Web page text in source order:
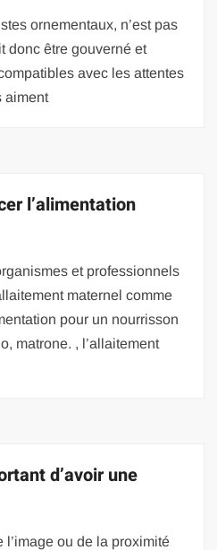
ornementaux, n’est pas
donc être gouverné et
avec les attentes
aiment
l’alimentation
et professionnels
maternel comme
pour un nourrisson
matrone. , l’allaitement
d’avoir une
l’image ou de la proximité